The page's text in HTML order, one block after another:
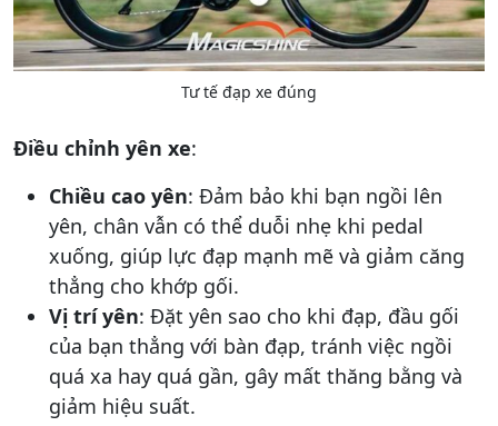
Tư tế đạp xe đúng
Điều chỉnh yên xe:
Chiều cao yên: Đảm bảo khi bạn ngồi lên
yên, chân vẫn có thể duỗi nhẹ khi pedal
xuống, giúp lực đạp mạnh mẽ và giảm căng
thẳng cho khớp gối.
Vị trí yên: Đặt yên sao cho khi đạp, đầu gối
của bạn thẳng với bàn đạp, tránh việc ngồi
quá xa hay quá gần, gây mất thăng bằng và
giảm hiệu suất.